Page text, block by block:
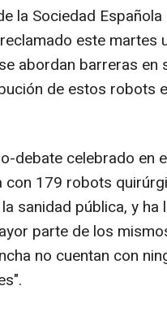
la Sociedad
este martes
abordan barreras en
de estos robots
debate celebrado en
con 179 robots
sanidad pública, y
parte de los
no cuentan con